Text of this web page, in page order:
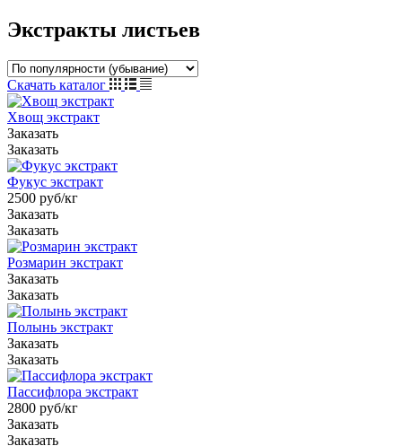
Экстракты листьев
Скачать каталог
Хвощ экстракт
Заказать
Заказать
Фукус экстракт
2500 руб/кг
Заказать
Заказать
Розмарин экстракт
Заказать
Заказать
Полынь экстракт
Заказать
Заказать
Пассифлора экстракт
2800 руб/кг
Заказать
Заказать